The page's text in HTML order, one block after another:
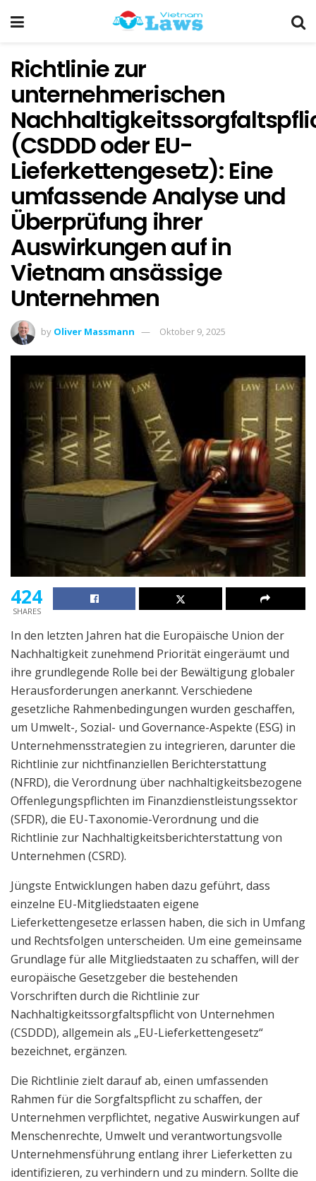
Richtlinie zur
unternehmerischen
(CSDDD oder EU-
Lieferkettengesetz): Eine
umfassende Analyse und
Überprüfung ihrer
Auswirkungen auf in
Vietnam ansässige
Unternehmen
by Oliver Massmann Oktober 9, 2025
424
SHARES
In den letzten Jahren hat die Europäische Union der
Nachhaltigkeit zunehmend Priorität eingeräumt und
ihre grundlegende Rolle bei der Bewältigung globaler
Herausforderungen anerkannt. Verschiedene
gesetzliche Rahmenbedingungen wurden geschaffen,
um Umwelt-, Sozial- und Governance-Aspekte (ESG) in
Unternehmensstrategien zu integrieren, darunter die
Richtlinie zur nichtfinanziellen Berichterstattung
(NFRD), die Verordnung über nachhaltigkeitsbezogene
Offenlegungspflichten im Finanzdienstleistungssektor
(SFDR), die EU-Taxonomie-Verordnung und die
Richtlinie zur Nachhaltigkeitsberichterstattung von
Unternehmen (CSRD).
Jüngste Entwicklungen haben dazu geführt, dass
einzelne EU-Mitgliedstaaten eigene
Lieferkettengesetze erlassen haben, die sich in Umfang
und Rechtsfolgen unterscheiden. Um eine gemeinsame
Grundlage für alle Mitgliedstaaten zu schaffen, will der
europäische Gesetzgeber die bestehenden
Vorschriften durch die Richtlinie zur
Nachhaltigkeitssorgfaltspflicht von Unternehmen
(CSDDD), allgemein als „EU-Lieferkettengesetz“
bezeichnet, ergänzen.
Die Richtlinie zielt darauf ab, einen umfassenden
Rahmen für die Sorgfaltspflicht zu schaffen, der
Unternehmen verpflichtet, negative Auswirkungen auf
Menschenrechte, Umwelt und verantwortungsvolle
Unternehmensführung entlang ihrer Lieferketten zu
identifizieren, zu verhindern und zu mindern. Sollte die